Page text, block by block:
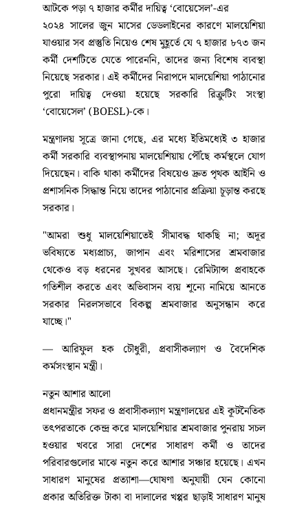
আটকে পড়া ৭ হাজার কর্মীর দায়িত্ব ‘বোয়েসেল’-এর
২০২৪ সালের জুন মাসের ডেডলাইনের কারণে মালয়েশিয়া
যাওয়ার সব প্রস্তুতি নিয়েও শেষ মুহূর্তে যে ৭ হাজার ৮৭৩ জন
কর্মী দেশটিতে যেতে পারেননি, তাদের জন্য বিশেষ ব্যবস্থা
নিয়েছে সরকার। এই কর্মীদের নিরাপদে মালয়েশিয়া পাঠানোর
পুরো দায়িত্ব দেওয়া হয়েছে সরকারি রিক্রুটিং সংস্থা
‘বোয়েসেল’ (BOESL)-কে।
মন্ত্রণালয় সূত্রে জানা গেছে, এর মধ্যে ইতিমধ্যেই ৩ হাজার
কর্মী সরকারি ব্যবস্থাপনায় মালয়েশিয়ায় পৌঁছে কর্মস্থলে যোগ
দিয়েছেন। বাকি থাকা কর্মীদের বিষয়েও দ্রুত পৃথক আইনি ও
প্রশাসনিক সিদ্ধান্ত নিয়ে তাদের পাঠানোর প্রক্রিয়া চূড়ান্ত করছে
সরকার।
"আমরা শুধু মালয়েশিয়াতেই সীমাবদ্ধ থাকছি না; অদূর
ভবিষ্যতে মধ্যপ্রাচ্য, জাপান এবং মরিশাসের শ্রমবাজার
থেকেও বড় ধরনের সুখবর আসছে। রেমিট্যান্স প্রবাহকে
গতিশীল করতে এবং অভিবাসন ব্যয় শূন্যে নামিয়ে আনতে
সরকার নিরলসভাবে বিকল্প শ্রমবাজার অনুসন্ধান করে
যাচ্ছে।"
— আরিফুল হক চৌধুরী, প্রবাসীকল্যাণ ও বৈদেশিক
কর্মসংস্থান মন্ত্রী।
নতুন আশার আলো
প্রধানমন্ত্রীর সফর ও প্রবাসীকল্যাণ মন্ত্রণালয়ের এই কূটনৈতিক
তৎপরতাকে কেন্দ্র করে মালয়েশিয়ার শ্রমবাজার পুনরায় সচল
হওয়ার খবরে সারা দেশের সাধারণ কর্মী ও তাদের
পরিবারগুলোর মাঝে নতুন করে আশার সঞ্চার হয়েছে। এখন
সাধারণ মানুষের প্রত্যাশা—ঘোষণা অনুযায়ী যেন কোনো
প্রকার অতিরিক্ত টাকা বা দালালের খপ্পর ছাড়াই সাধারণ মানুষ